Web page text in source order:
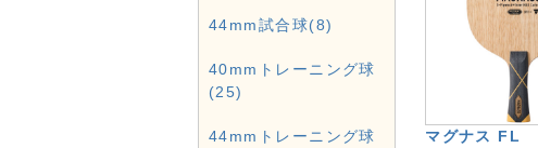
マグナス FL
44mm試合球(8)
40mmトレーニング球
(25)
44mmトレーニング球